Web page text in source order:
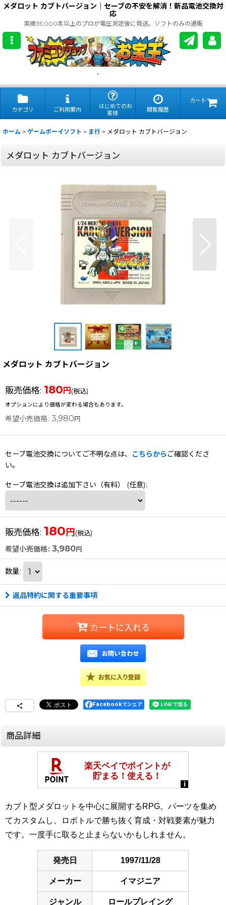
メダロット カブトバージョン｜セーブの不安を解消！新品電池交換対
応
実績35,000本以上のプロが電圧測定後に発送。ソフトのみの通販
.
カテゴリ ご利用案内
はじめてのお
客様
閲覧履歴
カート
ホーム > ゲームボーイソフト > ま行 > メダロット カブトバージョン
メダロット カブトバージョン
メダロット カブトバージョン
販売価格: 180 円 (税込)
オプションにより価格が変わる場合もあります。
希望小売価格: 3,980 円
セーブ電池交換についてご不明な点は、 こちらから ご確認くださ
い。
セーブ電池交換は追加下さい（有料） (任意):
販売価格: 180円(税込)
希望小売価格: 3,980円
数量:
返品特約に関する重要事項
カートに入れる
Facebookでシェア
商品詳細
カブト型メダロットを中心に展開するRPG。パーツを集め
てカスタムし、ロボトルで勝ち抜く育成・対戦要素が魅力
です。一度手に取ると止まらないかもしれません。
発売日 1997/11/28
メーカー イマジニア
ジャンル ロールプレイング